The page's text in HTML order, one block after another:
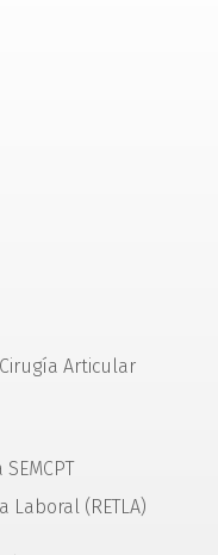
Articular
(RETLA)